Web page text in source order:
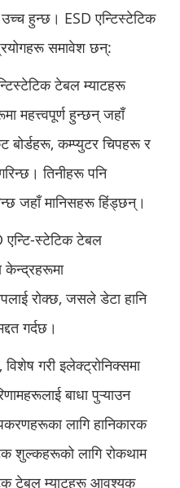
उच्च हुन्छ। ESD एन्टिस्टेटिक
समावेश छन्:
टेबल म्याटहरू
महत्त्वपूर्ण हुन्छन् जहाँ
बोर्डहरू, कम्प्युटर चिपहरू र
तिनीहरू पनि
जहाँ मानिसहरू हिंड्छन्।
एन्टि-स्टेटिक टेबल
केन्द्रहरूमा
रोक्छ, जसले डेटा हानि
गर्दछ।
गरी इलेक्ट्रोनिक्समा
बाधा पुऱ्याउन
लागि हानिकारक
शुल्कहरूको लागि रोकथाम
टेबल म्याटहरू आवश्यक